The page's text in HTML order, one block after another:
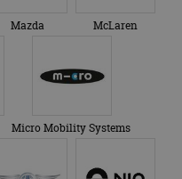
Mazda McLaren
Micro Mobility Systems